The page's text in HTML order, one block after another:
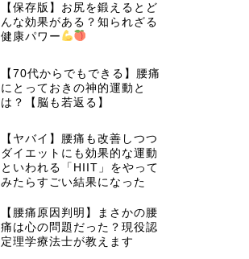
【保存版】お尻を鍛えるとど
んな効果がある？知られざる
健康パワー
【70代からでもできる】腰痛
にとっておきの神的運動と
は？【脳も若返る】
【ヤバイ】腰痛も改善しつつ
ダイエットにも効果的な運動
といわれる「HIIT」をやって
みたらすごい結果になった
【腰痛原因判明】まさかの腰
痛は心の問題だった？現役認
定理学療法士が教えます